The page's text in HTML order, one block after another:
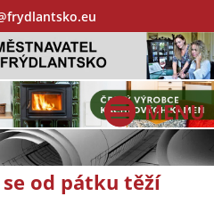
od pátku těží